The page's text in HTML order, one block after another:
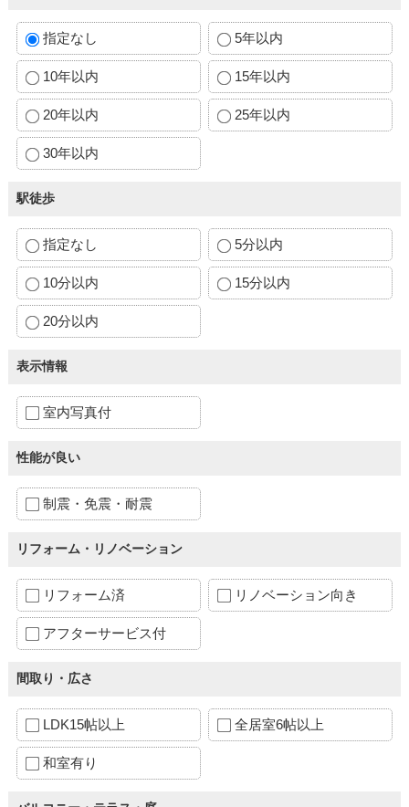
指定なし 5年以内
10年以内 15年以内
20年以内 25年以内
30年以内
駅徒歩
指定なし 5分以内
10分以内 15分以内
20分以内
表示情報
室内写真付
性能が良い
制震・免震・耐震
リフォーム・リノベーション
リフォーム済 リノベーション向き
アフターサービス付
間取り・広さ
LDK15帖以上 全居室6帖以上
和室有り